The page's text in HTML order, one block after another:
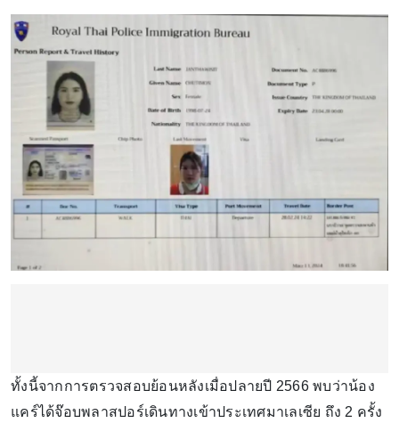
ทั้งนี้จากการตรวจสอบย้อนหลังเมื่อปลายปี 2566 พบว่าน้อง
แคร์ได้จ๊อบพลาสปอร์เดินทางเข้าประเทศมาเลเซีย ถึง 2 ครั้ง